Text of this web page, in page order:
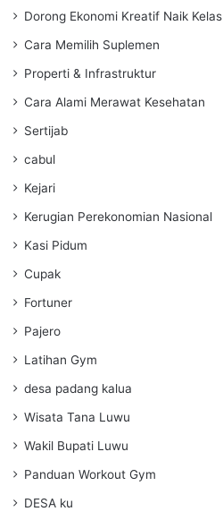
Dorong Ekonomi Kreatif Naik Kelas
Cara Memilih Suplemen
Properti & Infrastruktur
Cara Alami Merawat Kesehatan
Sertijab
cabul
Kejari
Kerugian Perekonomian Nasional
Kasi Pidum
Cupak
Fortuner
Pajero
Latihan Gym
desa padang kalua
Wisata Tana Luwu
Wakil Bupati Luwu
Panduan Workout Gym
DESA ku